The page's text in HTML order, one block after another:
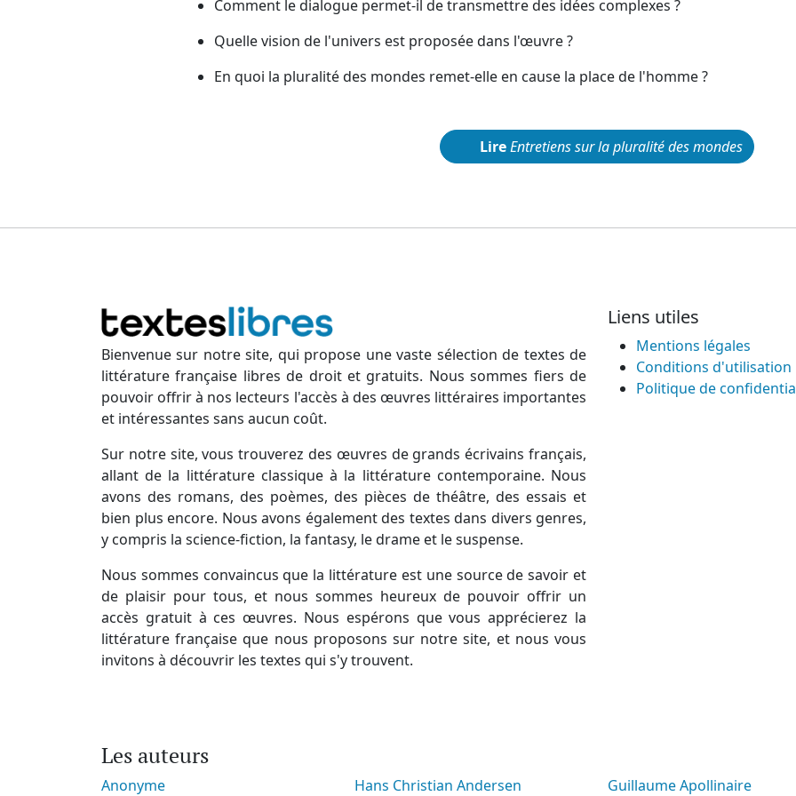
Comment le dialogue permet-il de transmettre des idées complexes ?
Quelle vision de l'univers est proposée dans l'œuvre ?
En quoi la pluralité des mondes remet-elle en cause la place de l'homme ?
LireEntretiens sur la pluralité des mondes
Bienvenue sur notre site, qui propose une vaste sélection de textes de
littérature française libres de droit et gratuits. Nous sommes fiers de
pouvoir offrir à nos lecteurs l'accès à des œuvres littéraires importantes
et intéressantes sans aucun coût.
Sur notre site, vous trouverez des œuvres de grands écrivains français,
allant de la littérature classique à la littérature contemporaine. Nous
avons des romans, des poèmes, des pièces de théâtre, des essais et
bien plus encore. Nous avons également des textes dans divers genres,
y compris la science-fiction, la fantasy, le drame et le suspense.
Nous sommes convaincus que la littérature est une source de savoir et
de plaisir pour tous, et nous sommes heureux de pouvoir offrir un
accès gratuit à ces œuvres. Nous espérons que vous apprécierez la
littérature française que nous proposons sur notre site, et nous vous
invitons à découvrir les textes qui s'y trouvent.
Liens utiles
Mentions légales
Conditions d'utilisation
Politique de
Les auteurs
Anonyme Hans Christian Andersen Guillaume Apollinaire